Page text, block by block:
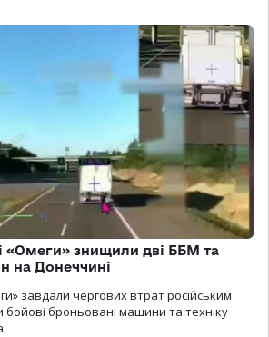
«Омеги» знищили дві ББМ та
на Донеччині
завдали чергових втрат російським
броньовані машини та техніку